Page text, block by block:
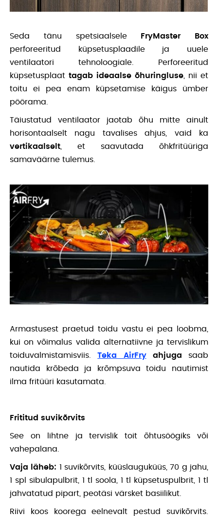
Seda tänu spetsiaalsele
FryMaster Box
perforeeritud küpsetusplaadile ja uuele
ventilaatori tehnoloogiale. Perforeeritud
küpsetusplaat tagab ideaalse õhuringluse, nii et
toitu ei pea enam küpsetamise käigus ümber
pöörama.
Täiustatud ventilaator jaotab õhu mitte ainult
horisontaalselt nagu tavalises ahjus, vaid ka
vertikaalselt, et saavutada õhkfritüüriga
samaväärne tulemus.
Armastusest praetud toidu vastu ei pea loobma,
kui on võimalus valida alternatiivne ja tervislikum
toiduvalmistamisviis.Teka AirFryahjuga saab
nautida krõbeda ja krõmpsuva toidu nautimist
ilma fritüüri kasutamata.
Frititud suvikõrvits
See on lihtne ja tervislik toit õhtusöögiks või
vahepalana.
Vaja läheb: 1 suvikõrvits, küüslauguküüs, 70 g jahu,
1 spl sibulapulbrit, 1 tl soola, 1 tl küpsetuspulbrit, 1 tl
jahvatatud pipart, peotäsi värsket basiilikut.
Riivi koos koorega eelnevalt pestud suvikõrvits.